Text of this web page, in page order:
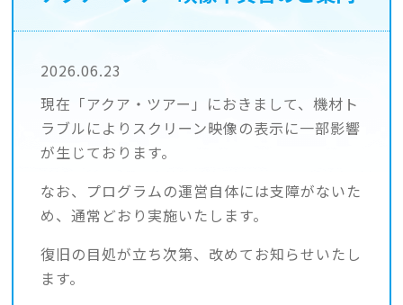
2026.06.23
現在「アクア・ツアー」におきまして、機材ト
ラブルによりスクリーン映像の表示に一部影響
が生じております。
なお、プログラムの運営自体には支障がないた
め、通常どおり実施いたします。
復旧の目処が立ち次第、改めてお知らせいたし
ます。